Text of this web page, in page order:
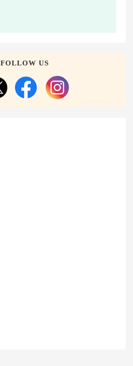
FOLLOW US